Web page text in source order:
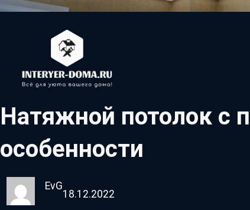
Натяжной потолок с
особенности
EvG
18.12.2022